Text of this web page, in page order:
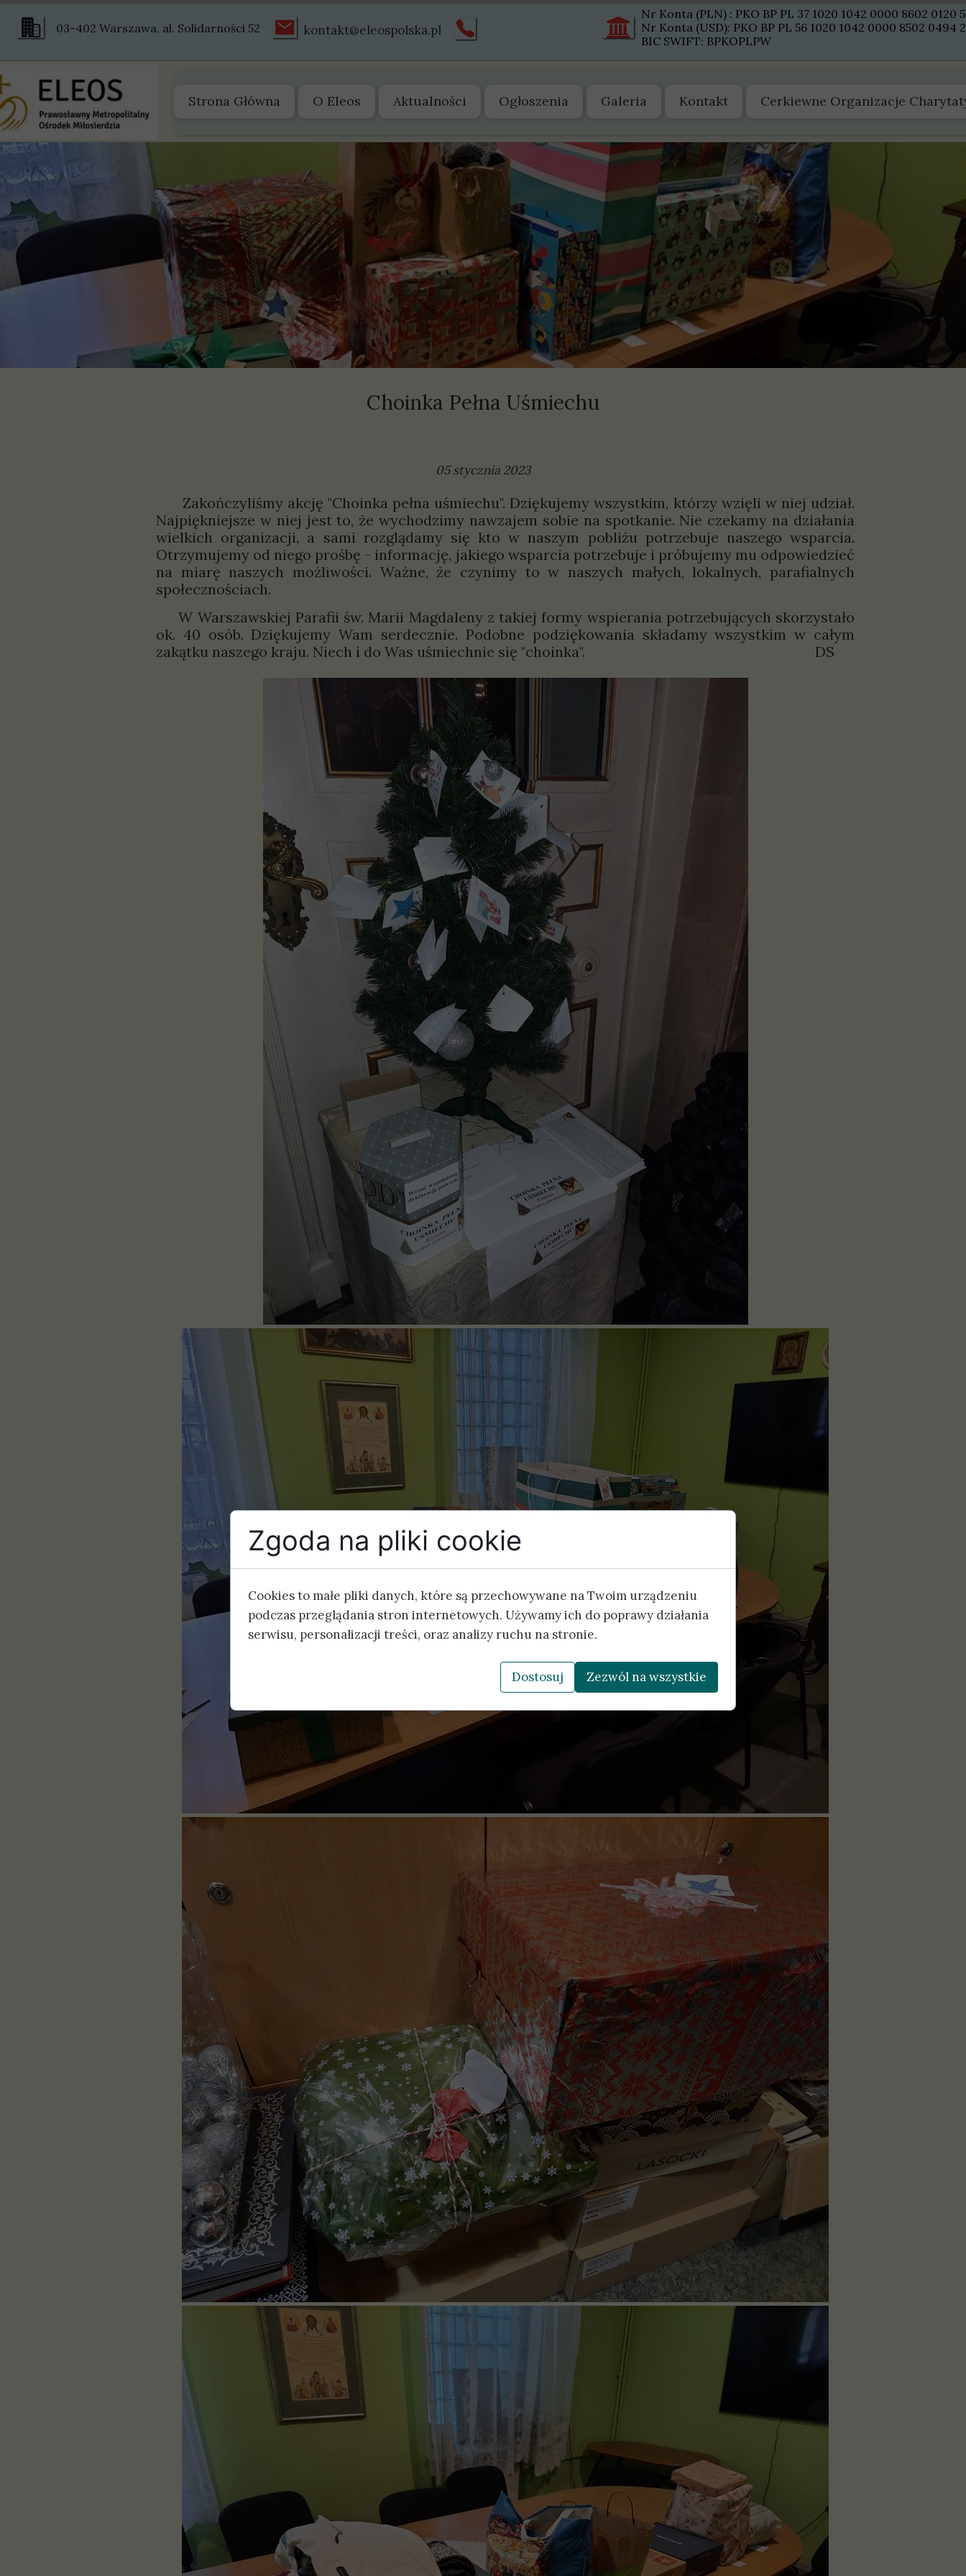
Nr Konta (PLN) : PKO BP PL 37 1020 1042 0000 8602 0120
Nr Konta (USD): PKO BP PL 56 1020 1042 0000 8502 0494
BIC SWIFT: BPKOPLPW
Strona Główna O Eleos
Statut
Struktura
Historia
Świadectwa
Polityki
Sprawozdania
Aktualności Ogłoszenia Galeria Kontakt Cerkiewne Organizacje
kontakt@eleospolska.pl
03-402 Warszawa, al. Solidarności 52
Choinka Pełna Uśmiechu
05 stycznia 2023
Zakończyliśmy akcję "Choinka pełna uśmiechu". Dziękujemy wszystkim, którzy wzięli w niej udział.
Najpiękniejsze w niej jest to, że wychodzimy nawzajem sobie na spotkanie. Nie czekamy na działania
wielkich organizacji, a sami rozglądamy się kto w naszym pobliżu potrzebuje naszego wsparcia.
Otrzymujemy od niego prośbę - informację, jakiego wsparcia potrzebuje i próbujemy mu odpowiedzieć
na miarę naszych możliwości. Ważne, że czynimy to w naszych małych, lokalnych, parafialnych
społecznościach.
W Warszawskiej Parafii św. Marii Magdaleny z takiej formy wspierania potrzebujących skorzystało
ok. 40 osób. Dziękujemy Wam serdecznie. Podobne podziękowania składamy wszystkim w całym
zakątku naszego kraju. Niech i do Was uśmiechnie się "choinka". DS
Zgoda na pliki cookie
Cookies to małe pliki danych, które są przechowywane na Twoim urządzeniu
podczas przeglądania stron internetowych. Używamy ich do poprawy działania
serwisu, personalizacji treści, oraz analizy ruchu na stronie.
Dostosuj Zezwól na wszystkie